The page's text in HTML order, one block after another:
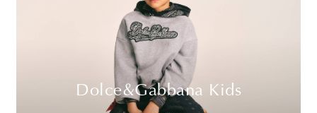
Dolce&Gabbana Kids